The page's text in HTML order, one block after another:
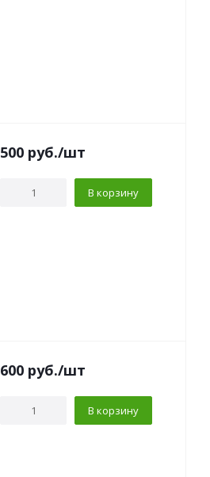
500 руб./шт
В корзину
600 руб./шт
В корзину